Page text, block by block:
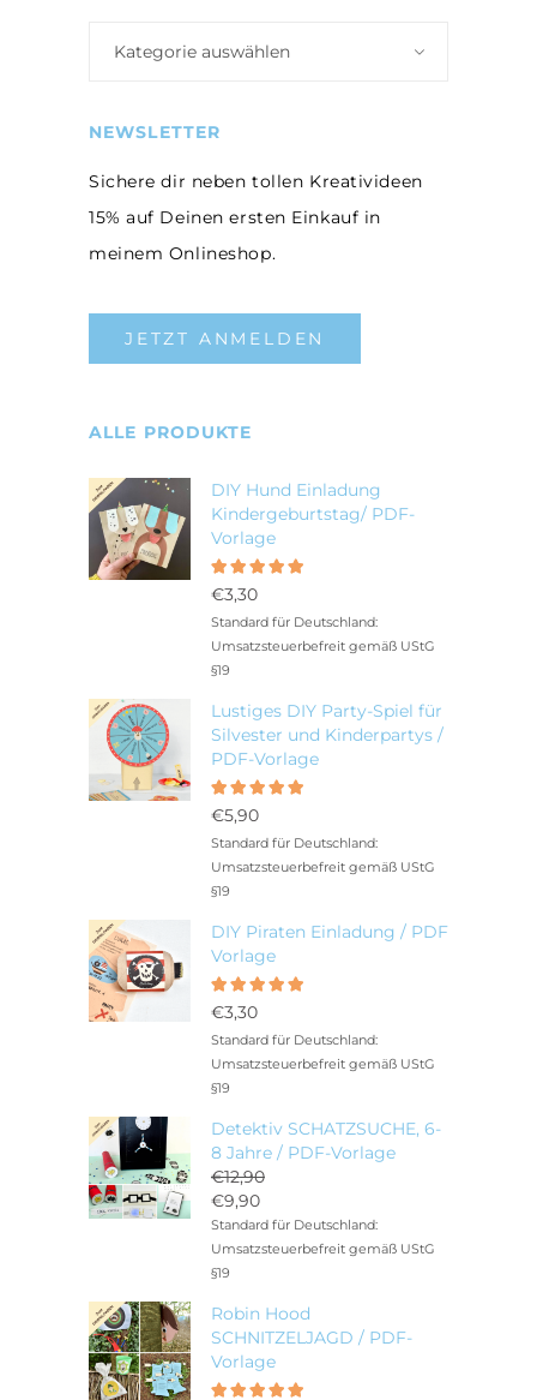
Kategorie auswählen
NEWSLETTER
Sichere dir neben tollen Kreativideen
15% auf Deinen ersten Einkauf in
meinem Onlineshop.
JETZT ANMELDEN
ALLE PRODUKTE
DIY Hund Einladung
Kindergeburtstag/ PDF-
Vorlage
mit5.00
von 5
€3,30
Standard für Deutschland:
Umsatzsteuerbefreit gemäß UStG
§19
Lustiges DIY Party-Spiel für
Silvester und Kinderpartys /
PDF-Vorlage
mit5.00
von 5
€5,90
Standard für Deutschland:
Umsatzsteuerbefreit gemäß UStG
§19
DIY Piraten Einladung / PDF
Vorlage
mit5.00
von 5
€3,30
Standard für Deutschland:
Umsatzsteuerbefreit gemäß UStG
§19
Detektiv SCHATZSUCHE, 6-
8 Jahre / PDF-Vorlage
€12,90
Ursprünglicher
Preis
war:
€12,90
€9,90
Aktueller
Preis
ist:
Standard für Deutschland:
Umsatzsteuerbefreit gemäß UStG
§19
Robin Hood
SCHNITZELJAGD / PDF-
Vorlage